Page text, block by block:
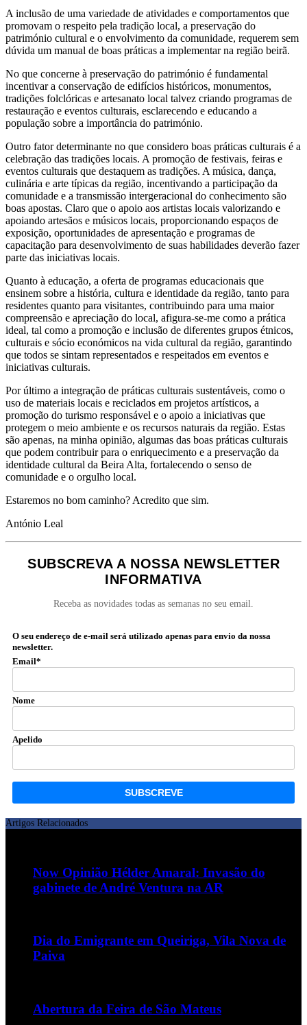
A inclusão de uma variedade de atividades e comportamentos que
promovam o respeito pela tradição local, a preservação do
património cultural e o envolvimento da comunidade, requerem sem
dúvida um manual de boas práticas a implementar na região beirã.
No que concerne à preservação do património é fundamental
incentivar a conservação de edifícios históricos, monumentos,
tradições folclóricas e artesanato local talvez criando programas de
restauração e eventos culturais, esclarecendo e educando a
população sobre a importância do património.
Outro fator determinante no que considero boas práticas culturais é a
celebração das tradições locais. A promoção de festivais, feiras e
eventos culturais que destaquem as tradições. A música, dança,
culinária e arte típicas da região, incentivando a participação da
comunidade e a transmissão intergeracional do conhecimento são
boas apostas. Claro que o apoio aos artistas locais valorizando e
apoiando artesãos e músicos locais, proporcionando espaços de
exposição, oportunidades de apresentação e programas de
capacitação para desenvolvimento de suas habilidades deverão fazer
parte das iniciativas locais.
Quanto à educação, a oferta de programas educacionais que
ensinem sobre a história, cultura e identidade da região, tanto para
residentes quanto para visitantes, contribuindo para uma maior
compreensão e apreciação do local, afigura-se-me como a prática
ideal, tal como a promoção e inclusão de diferentes grupos étnicos,
culturais e sócio económicos na vida cultural da região, garantindo
que todos se sintam representados e respeitados em eventos e
iniciativas culturais.
Por último a integração de práticas culturais sustentáveis, como o
uso de materiais locais e reciclados em projetos artísticos, a
promoção do turismo responsável e o apoio a iniciativas que
protegem o meio ambiente e os recursos naturais da região. Estas
são apenas, na minha opinião, algumas das boas práticas culturais
que podem contribuir para o enriquecimento e a preservação da
identidade cultural da Beira Alta, fortalecendo o senso de
comunidade e o orgulho local.
Estaremos no bom caminho? Acredito que sim.
António Leal
SUBSCREVA A NOSSA NEWSLETTER
INFORMATIVA
Receba as novidades todas as semanas no seu email.
O seu endereço de e-mail será utilizado apenas para envio da nossa
newsletter.
Email*
Nome
Apelido
Artigos Relacionados
Now Opinião Hélder Amaral: Invasão do
gabinete de André Ventura na AR
Dia do Emigrante em Queiriga, Vila Nova de
Paiva
Abertura da Feira de São Mateus